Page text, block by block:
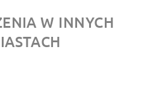
W INNYCH